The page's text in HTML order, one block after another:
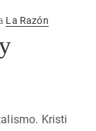
La Razón
Kristi